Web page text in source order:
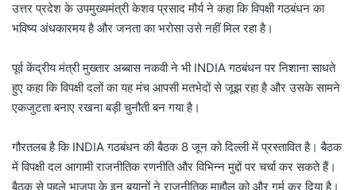
उत्तर प्रदेश के उपमुख्यमंत्री केशव प्रसाद मौर्य ने कहा कि विपक्षी गठबंधन का
भविष्य अंधकारमय है और जनता का भरोसा उसे नहीं मिल रहा है।
पूर्व केंद्रीय मंत्री मुख्तार अब्बास नकवी ने भी INDIA गठबंधन पर निशाना साधते
हुए कहा कि विपक्षी दलों का यह मंच आपसी मतभेदों से जूझ रहा है और उसके सामने
एकजुटता बनाए रखना बड़ी चुनौती बन गया है।
गौरतलब है कि INDIA गठबंधन की बैठक 8 जून को दिल्ली में प्रस्तावित है। बैठक
में विपक्षी दल आगामी राजनीतिक रणनीति और विभिन्न मुद्दों पर चर्चा कर सकते हैं।
बैठक से पहले भाजपा के इन बयानों ने राजनीतिक माहौल को और गर्म कर दिया है।